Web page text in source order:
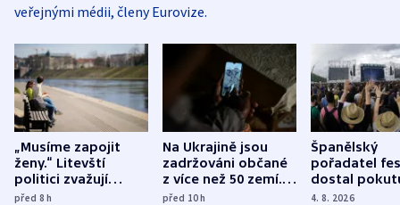
veřejnými médii, členy Eurovize.
„Musíme zapojit
ženy.“ Litevští
politici zvažují
dohodu o
před 8h
Na Ukrajině jsou
zadržováni občané
z více než 50 zemí.
Bojovali na straně
před 10h
Španělský
pořadatel
dostal
nekalé
4. 8. 2026